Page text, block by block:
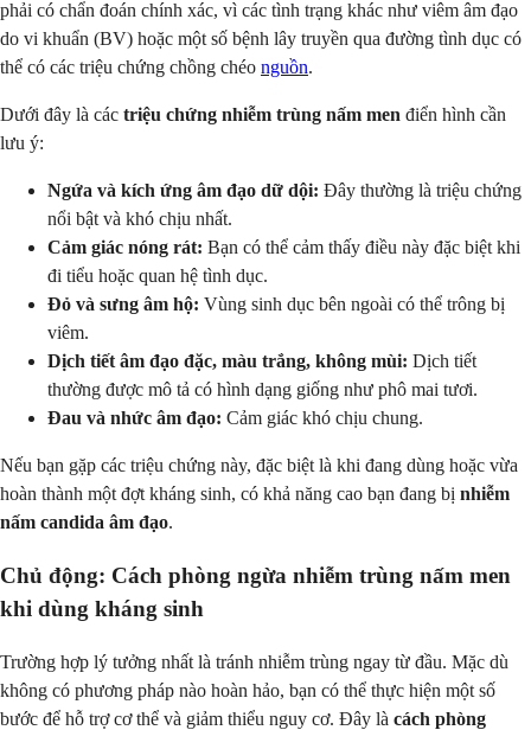
phải có chẩn đoán chính xác, vì các tình trạng khác như viêm âm đạo
do vi khuẩn (BV) hoặc một số bệnh lây truyền qua đường tình dục có
thể có các triệu chứng chồng chéo nguồn.
Dưới đây là các triệu chứng nhiễm trùng nấm men điển hình cần
lưu ý:
Ngứa và kích ứng âm đạo dữ dội: Đây thường là triệu chứng
nổi bật và khó chịu nhất.
Cảm giác nóng rát: Bạn có thể cảm thấy điều này đặc biệt khi
đi tiểu hoặc quan hệ tình dục.
Đỏ và sưng âm hộ: Vùng sinh dục bên ngoài có thể trông bị
viêm.
Dịch tiết âm đạo đặc, màu trắng, không mùi: Dịch tiết
thường được mô tả có hình dạng giống như phô mai tươi.
Đau và nhức âm đạo: Cảm giác khó chịu chung.
Nếu bạn gặp các triệu chứng này, đặc biệt là khi đang dùng hoặc vừa
hoàn thành một đợt kháng sinh, có khả năng cao bạn đang bị nhiễm
nấm candida âm đạo.
Chủ động: Cách phòng ngừa nhiễm trùng nấm men
khi dùng kháng sinh
Trường hợp lý tưởng nhất là tránh nhiễm trùng ngay từ đầu. Mặc dù
không có phương pháp nào hoàn hảo, bạn có thể thực hiện một số
bước để hỗ trợ cơ thể và giảm thiểu nguy cơ. Đây là cách phòng